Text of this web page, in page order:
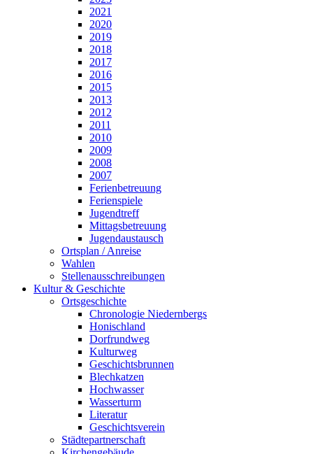
2021
2020
2019
2018
2017
2016
2015
2013
2012
2011
2010
2009
2008
2007
Ferienbetreuung
Ferienspiele
Jugendtreff
Mittagsbetreuung
Jugendaustausch
Ortsplan / Anreise
Wahlen
Stellenausschreibungen
Kultur & Geschichte
Ortsgeschichte
Chronologie Niedernbergs
Honischland
Dorfrundweg
Kulturweg
Geschichtsbrunnen
Blechkatzen
Hochwasser
Wasserturm
Literatur
Geschichtsverein
Städtepartnerschaft